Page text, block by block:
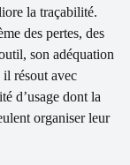
la traçabilité.
des pertes, des
son adéquation
il résout avec
d’usage dont la
organiser leur